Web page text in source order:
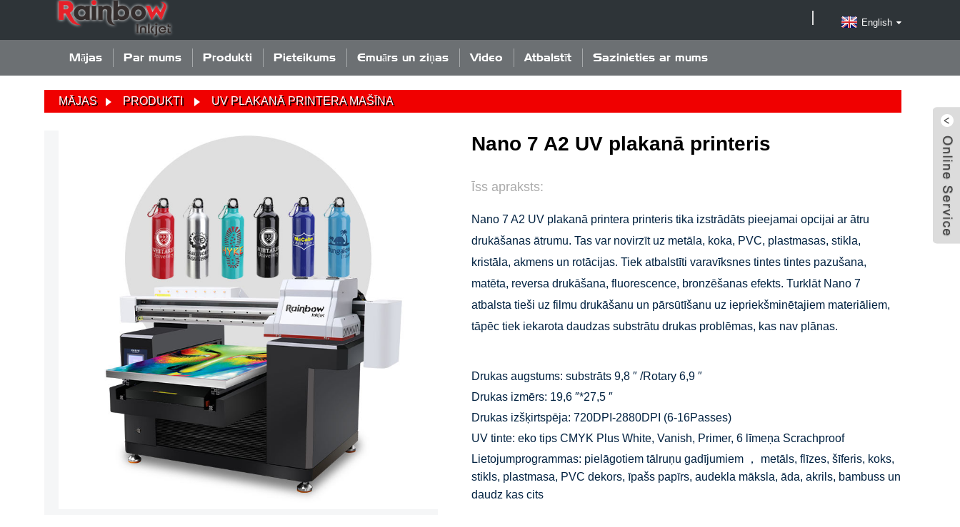
English
Mājas Par mums Produkti Pieteikums Emuārs un ziņas Video Atbalstīt Sazinieties ar mums
MĀJAS PRODUKTI UV PLAKANĀ PRINTERA MAŠĪNA
Nano 7 A2 UV plakanā printeris
Īss apraksts:
Nano 7 A2 UV plakanā printera printeris tika izstrādāts pieejamai opcijai ar ātru
drukāšanas ātrumu. Tas var novirzīt uz metāla, koka, PVC, plastmasas, stikla,
kristāla, akmens un rotācijas. Tiek atbalstīti varavīksnes tintes tintes pazušana,
matēta, reversa drukāšana, fluorescence, bronzēšanas efekts. Turklāt Nano 7
atbalsta tieši uz filmu drukāšanu un pārsūtīšanu uz iepriekšminētajiem materiāliem,
tāpēc tiek iekarota daudzas substrātu drukas problēmas, kas nav plānas.
Drukas augstums: substrāts 9,8 ″ /Rotary 6,9 ″
Drukas izmērs: 19,6 ″*27,5 ″
Drukas izšķirtspēja: 720DPI-2880DPI (6-16Passes)
UV tinte: eko tips CMYK Plus White, Vanish, Primer, 6 līmeņa Scrachproof
Lietojumprogrammas: pielāgotiem tālruņu gadījumiem ， metāls, flīzes, šīferis, koks,
stikls, plastmasa, PVC dekors, īpašs papīrs, audekla māksla, āda, akrils, bambuss un
daudz kas cits